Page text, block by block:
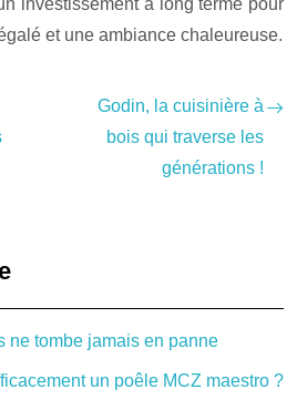
investissement à long terme pour
et une ambiance chaleureuse.
Godin, la cuisinière à
bois qui traverse les
générations !
ne tombe jamais en panne
un poêle MCZ maestro ?